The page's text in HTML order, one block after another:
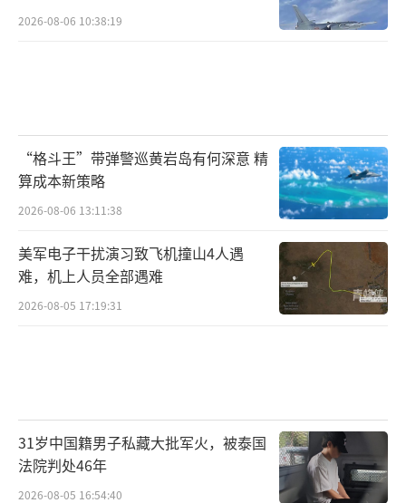
轮贸易战打响后，中国逐步减少美豆进口，巴
含油量和蛋白含量略高，杂质含量明显较低。
加上贸易摩擦背景，中国需要更加安全友善的
合作伙伴。今年中美互加征关税后，巴西总统
卢拉决定访华，显示商贸诚意。这让中国在大
豆上的“B计划”更具确定性，给食品工业、饲
料行业、养殖行业带来信心。
豆进口量从3285万吨降至2213万吨，市场份额
从34%滑落至22%。2024年，中国大豆进口中
巴西大豆占比约70%，是美国的三倍多。
2026-08-06 10:38:19
“格斗王”带弹警巡黄岩岛有何深意 精
算成本新策略
2026-08-06 13:11:38
美军电子干扰演习致飞机撞山4人遇
难，机上人员全部遇难
2026-08-05 17:19:31
31岁中国籍男子私藏大批军火，被泰国
法院判处46年
2026-08-05 16:54:40